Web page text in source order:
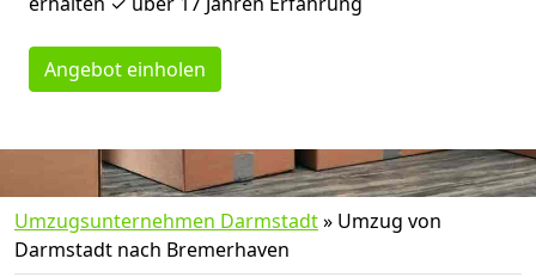
Angebot einholen
Umzugsunternehmen Darmstadt» Umzug von
Darmstadt nach Bremer­haven